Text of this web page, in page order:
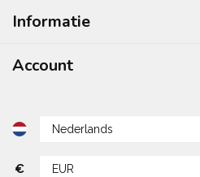
Informatie
Account
€